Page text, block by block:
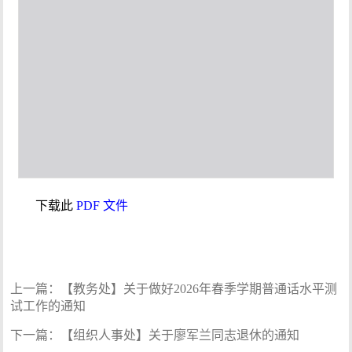
下载此PDF 文件
上一篇：
【教务处】关于做好2026年春季学期普通话水平测
试工作的通知
下一篇： 【组织人事处】关于廖军兰同志退休的通知